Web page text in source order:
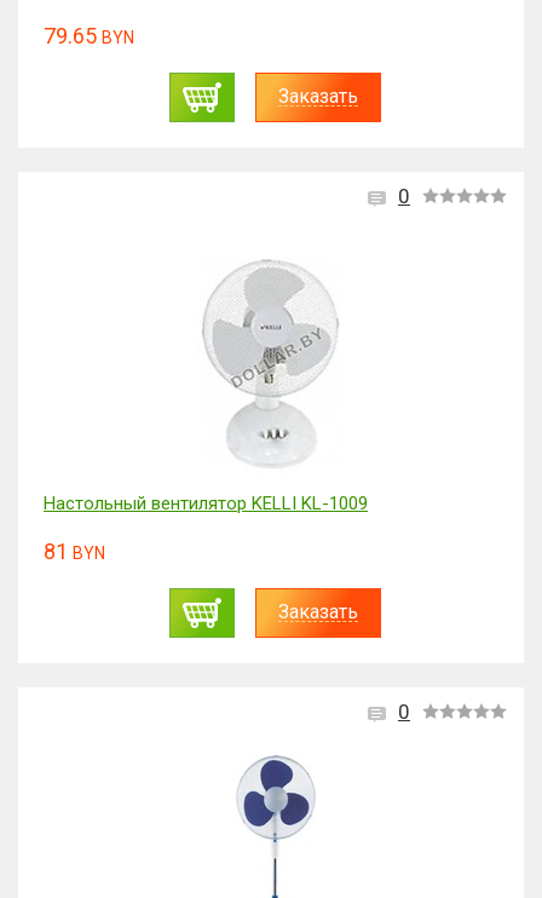
79.65 BYN
Заказать
0
Настольный вентилятор KELLI KL-1009
81 BYN
Заказать
0